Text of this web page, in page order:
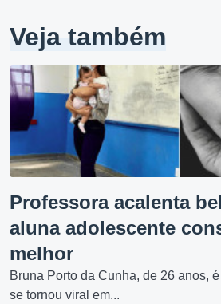
Veja também
Professora acalenta
aluna adolescente
melhor
Bruna Porto da Cunha, de 26 anos,
se tornou viral em...